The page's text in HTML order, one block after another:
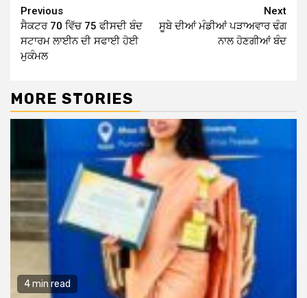
Continue
Reading
Previous
ਸੈਕਟਰ 70 ਵਿੱਚ 75 ਫੀਸਦੀ ਬੰਦ
ਸਟਾਰਮ ਲਾਈਨ ਦੀ ਸਫਾਈ ਹੋਈ
ਮੁਕੰਮਲ
Next
ਸੂਬੇ ਦੀਆਂ ਮੰਡੀਆਂ ਪੜਾਅਵਾਰ ਢੰਗ
ਨਾਲ ਹੋਣਗੀਆਂ ਬੰਦ
MORE STORIES
4 min read